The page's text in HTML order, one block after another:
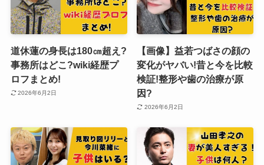
道休蓮の身長は180㎝超え?
事務所はどこ?wiki経歴プ
ロフまとめ!
2026年6月2日
【画像】益若つばさの顔の
変化がヤバい!昔と今を比較
検証!整形や歯の治療が原
因?
2026年6月2日